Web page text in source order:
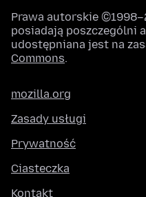
Prawa autorskie
posiadają poszczególni
udostępniana jest na
Commons.
mozilla.org
Zasady usługi
Prywatność
Ciasteczka
Kontakt